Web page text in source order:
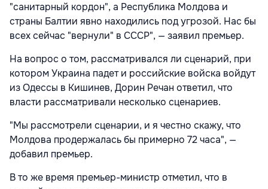
"санитарный кордон", а Республика Молдова и
страны Балтии явно находились под угрозой. Нас бы
всех сейчас "вернули" в СССР", — заявил премьер.
На вопрос о том, рассматривался ли сценарий, при
котором Украина падет и российские войска войдут
из Одессы в Кишинев, Дорин Речан ответил, что
власти рассматривали несколько сценариев.
"Мы рассмотрели сценарии, и я честно скажу, что
Молдова продержалась бы примерно 72 часа", —
добавил премьер.
В то же время премьер-министр отметил, что в